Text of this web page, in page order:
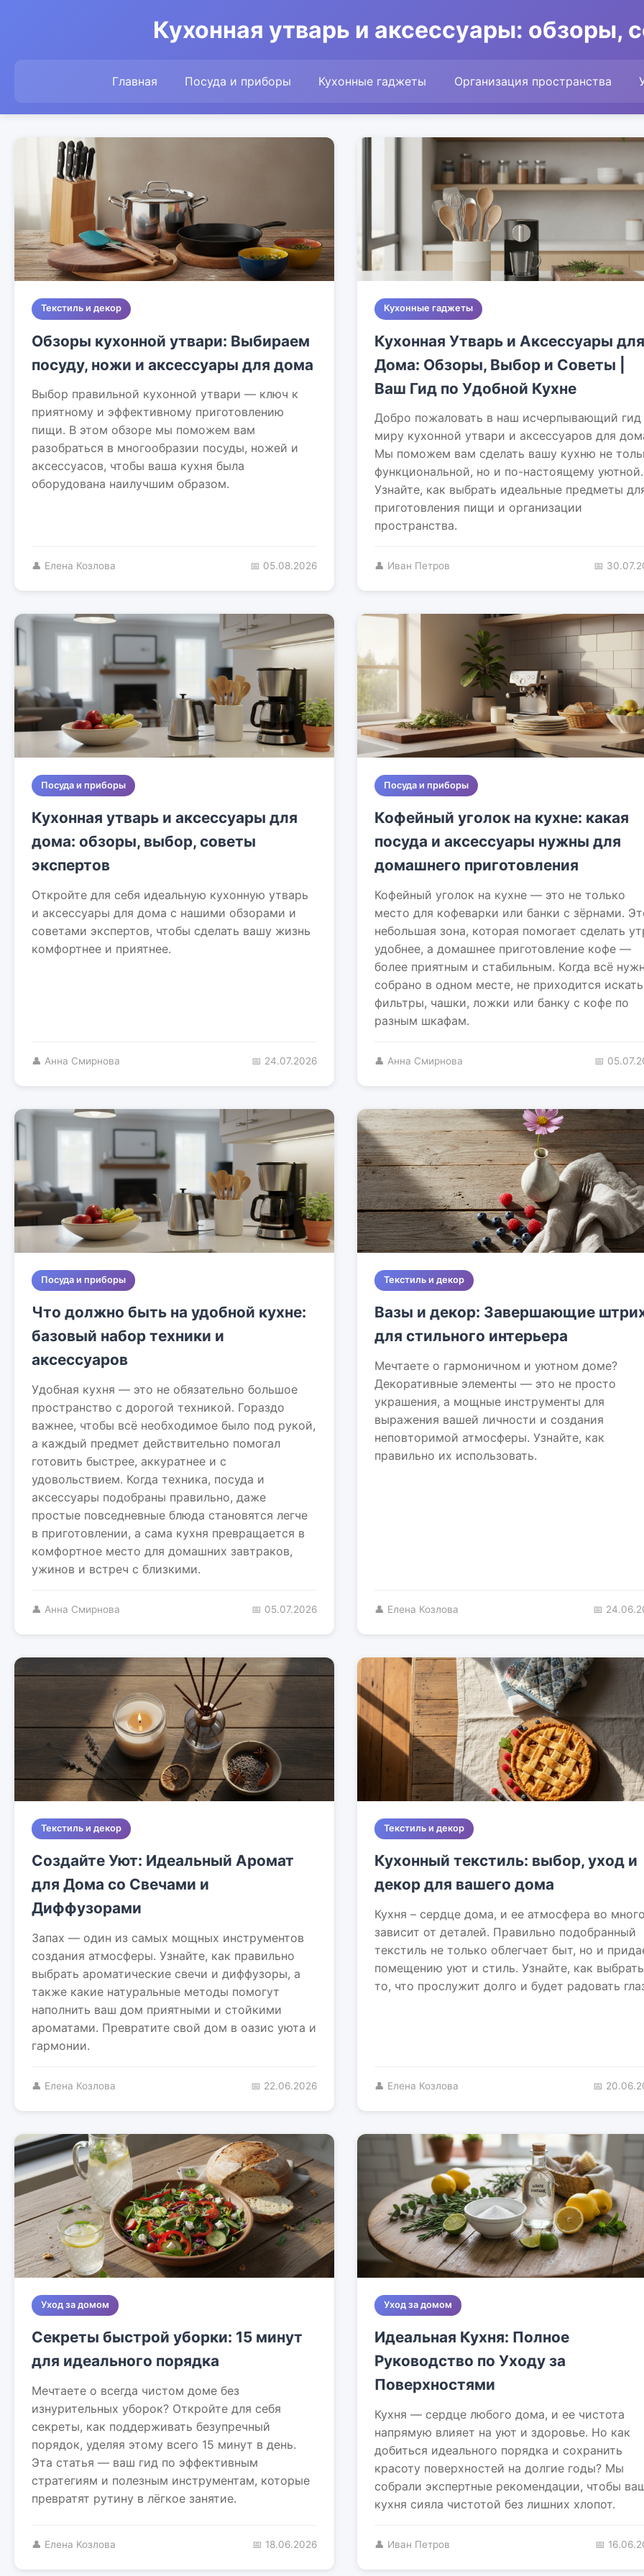
Кухонная утварь и аксессуары: обзоры,
Главная Посуда и приборы Кухонные гаджеты Организация пространства
Текстиль и декор
Обзоры кухонной утвари: Выбираем
посуду, ножи и аксессуары для дома
Выбор правильной кухонной утвари — ключ к
приятному и эффективному приготовлению
пищи. В этом обзоре мы поможем вам
разобраться в многообразии посуды, ножей и
аксессуасов, чтобы ваша кухня была
оборудована наилучшим образом.
👤 Елена Козлова 📅 05.08.2026
Кухонные гаджеты
Кухонная Утварь и Аксессуары для
Дома: Обзоры, Выбор и Советы |
Ваш Гид по Удобной Кухне
Добро пожаловать в наш исчерпывающий гид
миру кухонной утвари и аксессуаров для
Мы поможем вам сделать вашу кухню не
функциональной, но и по-настоящему уютной.
Узнайте, как выбрать идеальные предметы
приготовления пищи и организации
пространства.
👤 Иван Петров 📅
Посуда и приборы
Кухонная утварь и аксессуары для
дома: обзоры, выбор, советы
экспертов
Откройте для себя идеальную кухонную утварь
и аксессуары для дома с нашими обзорами и
советами экспертов, чтобы сделать вашу жизнь
комфортнее и приятнее.
👤 Анна Смирнова 📅 24.07.2026
Посуда и приборы
Кофейный уголок на кухне: какая
посуда и аксессуары нужны для
домашнего приготовления
Кофейный уголок на кухне — это не только
место для кофеварки или банки с зёрнами.
небольшая зона, которая помогает сделать
удобнее, а домашнее приготовление кофе —
более приятным и стабильным. Когда всё
собрано в одном месте, не приходится искать
фильтры, чашки, ложки или банку с кофе по
разным шкафам.
👤 Анна Смирнова 📅
Посуда и приборы
Что должно быть на удобной кухне:
базовый набор техники и
аксессуаров
Удобная кухня — это не обязательно большое
пространство с дорогой техникой. Гораздо
важнее, чтобы всё необходимое было под рукой,
а каждый предмет действительно помогал
готовить быстрее, аккуратнее и с
удовольствием. Когда техника, посуда и
аксессуары подобраны правильно, даже
простые повседневные блюда становятся легче
в приготовлении, а сама кухня превращается в
комфортное место для домашних завтраков,
ужинов и встреч с близкими.
👤 Анна Смирнова 📅 05.07.2026
Текстиль и декор
Вазы и декор: Завершающие
для стильного интерьера
Мечтаете о гармоничном и уютном доме?
Декоративные элементы — это не просто
украшения, а мощные инструменты для
выражения вашей личности и создания
неповторимой атмосферы. Узнайте, как
правильно их использовать.
👤 Елена Козлова 📅
Текстиль и декор
Создайте Уют: Идеальный Аромат
для Дома со Свечами и
Диффузорами
Запах — один из самых мощных инструментов
создания атмосферы. Узнайте, как правильно
выбрать ароматические свечи и диффузоры, а
также какие натуральные методы помогут
наполнить ваш дом приятными и стойкими
ароматами. Превратите свой дом в оазис уюта и
гармонии.
👤 Елена Козлова 📅 22.06.2026
Текстиль и декор
Кухонный текстиль: выбор, уход и
декор для вашего дома
Кухня – сердце дома, и ее атмосфера во
зависит от деталей. Правильно подобранный
текстиль не только облегчает быт, но и
помещению уют и стиль. Узнайте, как выбрать
то, что прослужит долго и будет радовать
👤 Елена Козлова 📅
Уход за домом
Секреты быстрой уборки: 15 минут
для идеального порядка
Мечтаете о всегда чистом доме без
изнурительных уборок? Откройте для себя
секреты, как поддерживать безупречный
порядок, уделяя этому всего 15 минут в день.
Эта статья — ваш гид по эффективным
стратегиям и полезным инструментам, которые
превратят рутину в лёгкое занятие.
👤 Елена Козлова 📅 18.06.2026
Уход за домом
Идеальная Кухня: Полное
Руководство по Уходу за
Поверхностями
Кухня — сердце любого дома, и ее чистота
напрямую влияет на уют и здоровье. Но как
добиться идеального порядка и сохранить
красоту поверхностей на долгие годы? Мы
собрали экспертные рекомендации, чтобы
кухня сияла чистотой без лишних хлопот.
👤 Иван Петров 📅